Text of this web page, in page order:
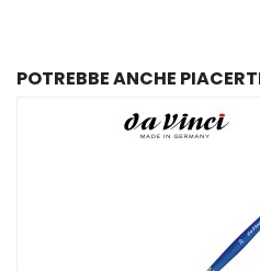
POTREBBE ANCHE